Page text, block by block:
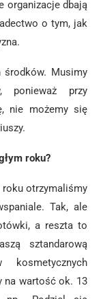
organizacje dbają
o tym, jak
środków. Musimy
ponieważ przy
nie możemy się
roku?
roku otrzymaliśmy
Tak, ale
a reszta to
sztandarową
na wartość ok. 13